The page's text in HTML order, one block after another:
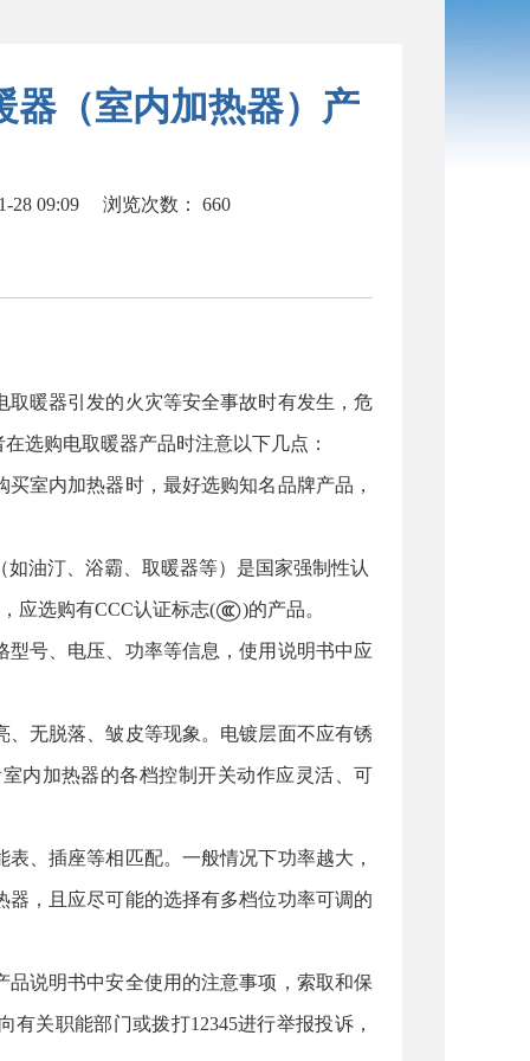
器（室内加热器）产
28 09:09 浏览次数： 660
暖器引发的火灾等安全事故时有发生，危
选购电取暖器产品时注意以下几点：
内加热器时，最好选购知名品牌产品，
油汀、浴霸、取暖器等）是国家强制性认
应选购有CCC认证标志( )的产品。
号、电压、功率等信息，使用说明书中应
无脱落、皱皮等现象。电镀层面不应有锈
内加热器的各档控制开关动作应灵活、可
插座等相匹配。一般情况下功率越大，
，且应尽可能的选择有多档位功率可调的
说明书中安全使用的注意事项，索取和保
关职能部门或拨打12345进行举报投诉，